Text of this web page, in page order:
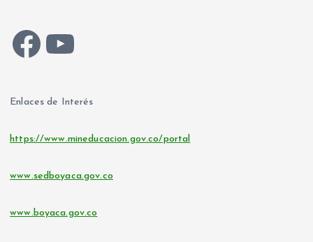
Facebook YouTube
Enlaces de Interés
https://www.mineducacion.gov.co/portal
www.sedboyaca.gov.co
www.boyaca.gov.co